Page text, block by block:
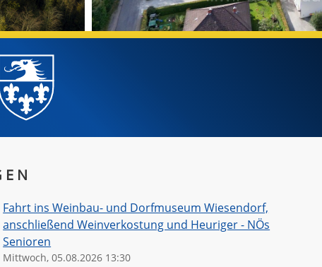
Fahrt ins Weinbau- und Dorfmuseum Wiesendorf,
anschließend Weinverkostung und Heuriger - NÖs
Senioren
Mittwoch, 05.08.2026 13:30